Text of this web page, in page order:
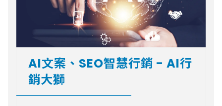
AI文案、SEO智慧行銷 - AI行
銷大獅